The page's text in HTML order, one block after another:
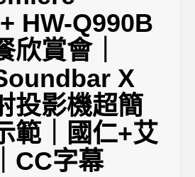
HW-Q990B
欣賞會｜
X
投影機超簡
範｜國仁+艾
CC字幕